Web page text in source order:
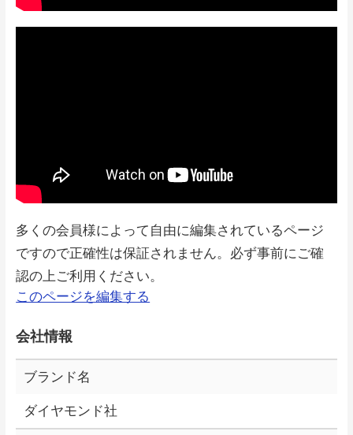
多くの会員様によって自由に編集されているページ
ですので正確性は保証されません。必ず事前にご確
認の上ご利用ください。
このページを編集する
会社情報
ブランド名
ダイヤモンド社